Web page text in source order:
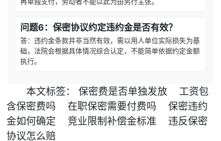
问题6：保密协议约定违约金是否有效？
答：违约金条款并非当然有效，需以用人单位实际损失为基
础，法院会根据具体情况综合认定，不能简单依据约定金额
执行。
本文标签： 保密费是否单独发放
工资包
含保密费吗
在职保密需要付费吗
保密违约
金如何确定
竞业限制补偿金标准
违反保密
协议怎么赔